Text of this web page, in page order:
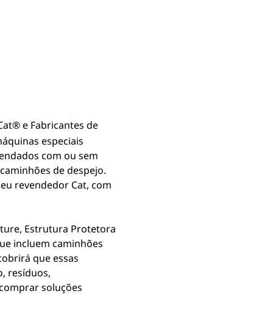
e Fabricantes de
especiais
com ou sem
de despejo.
revendedor Cat, com
Estrutura Protetora
incluem caminhões
que essas
resíduos,
soluções